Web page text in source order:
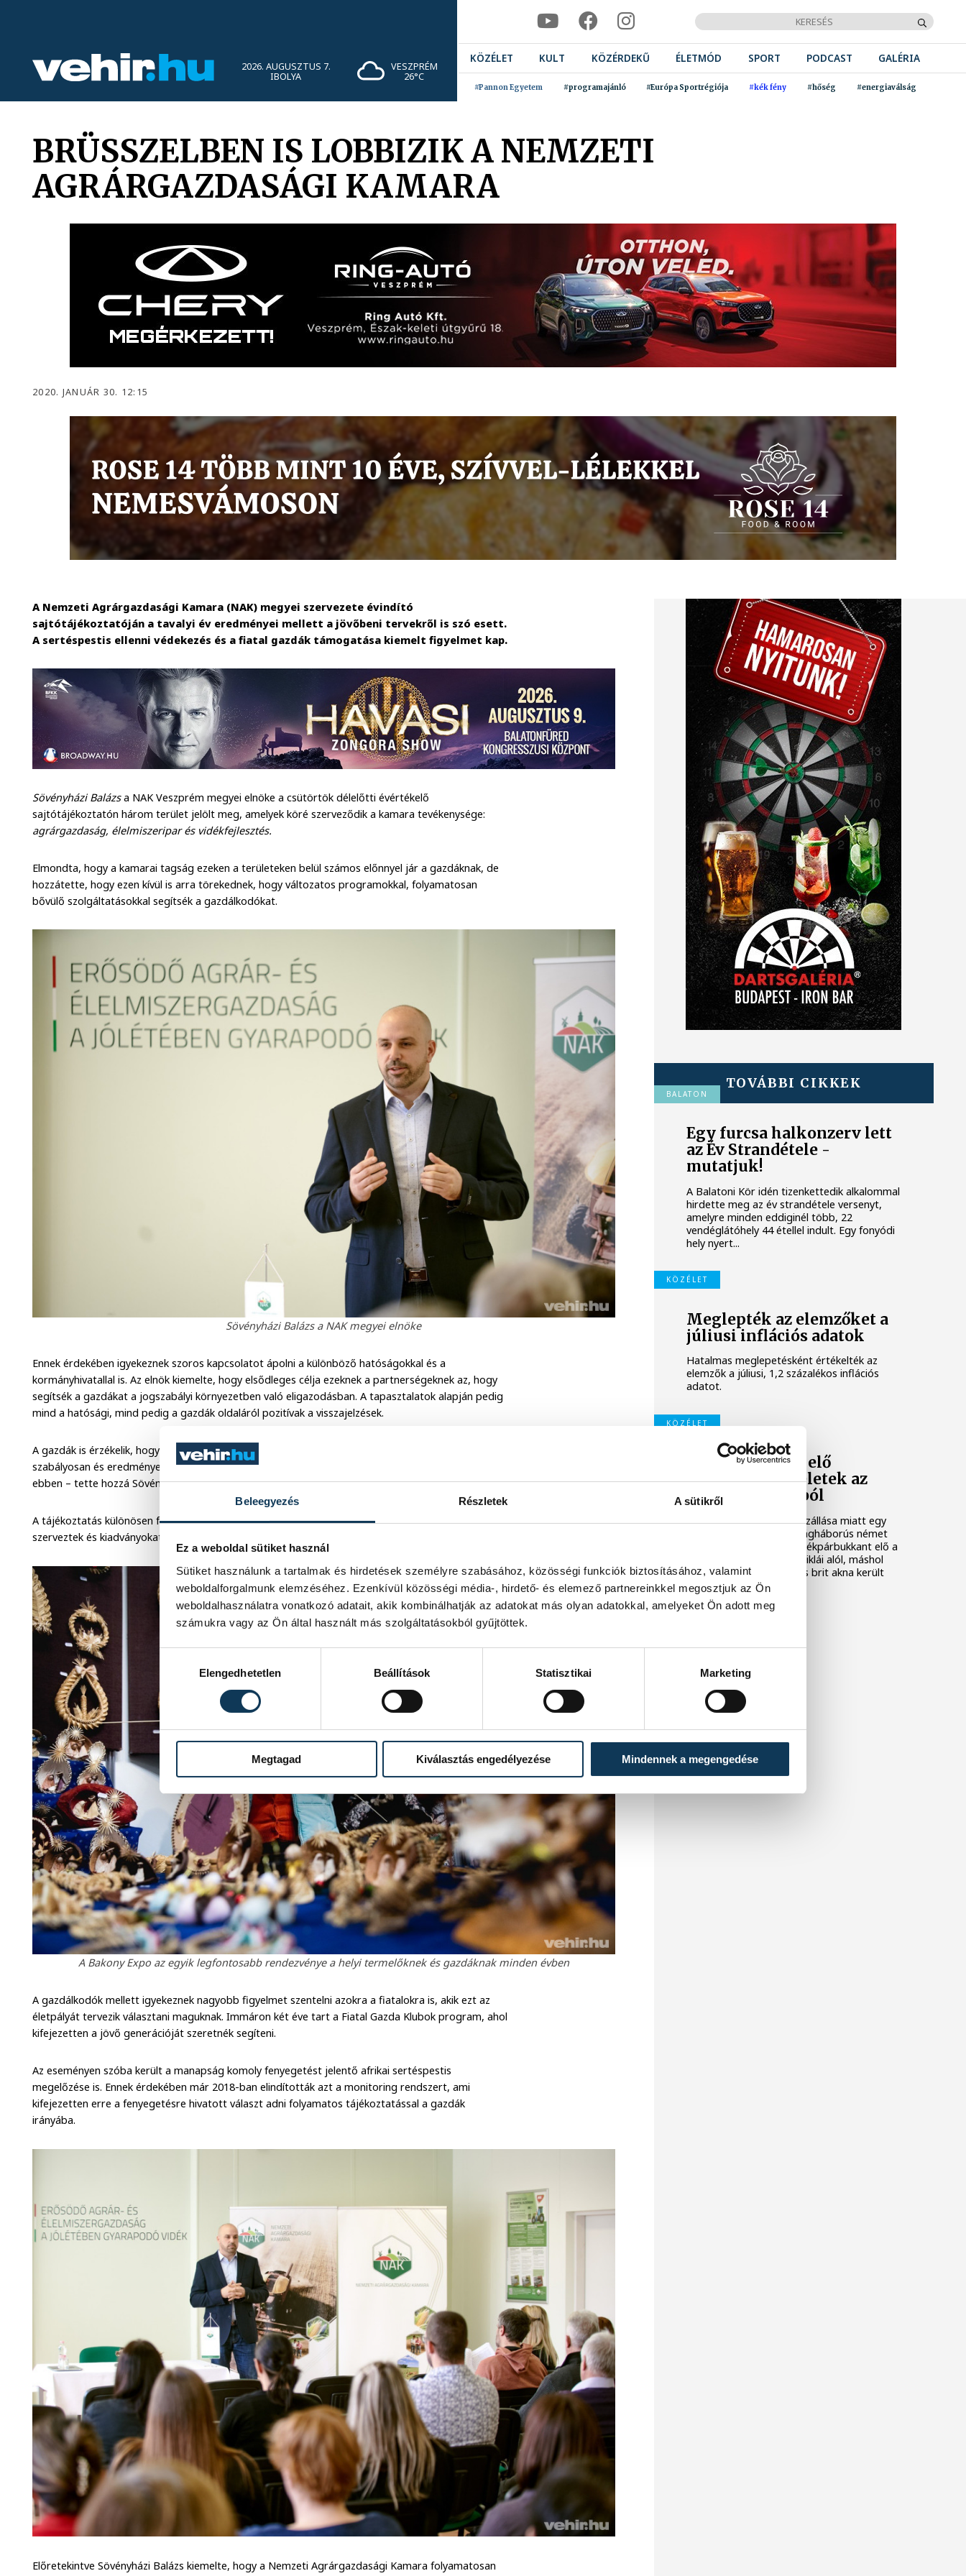
Beleegyezés Részletek A sütikről
Ez a weboldal sütiket használ
Sütiket használunk a tartalmak és hirdetések személyre szabásához, közösségi funkciók biztosításához, valamint
weboldalforgalmunk elemzéséhez. Ezenkívül közösségi média-, hirdető- és elemező partnereinkkel megosztjuk az Ön
weboldalhasználatra vonatkozó adatait, akik kombinálhatják az adatokat más olyan adatokkal, amelyeket Ön adott meg
számukra vagy az Ön által használt más szolgáltatásokból gyűjtöttek.
Elengedhetetlen
Beállítások Statisztikai Marketing
Megtagad Kiválasztás engedélyezése Mindennek a megengedése
2026. AUGUSZTUS 7.
IBOLYA
VESZPRÉM
26°C
KÖZÉLET KULT KÖZÉRDEKŰ ÉLETMÓD SPORT PODCAST GALÉRIA
#Pannon Egyetem #programajánló #Európa Sportrégiója #kék fény #hőség #energiaválság
BRÜSSZELBEN IS LOBBIZIK A NEMZETI
AGRÁRGAZDASÁGI KAMARA
2020. JANUÁR 30. 12:15
A Nemzeti Agrárgazdasági Kamara (NAK) megyei szervezete évindító
sajtótájékoztatóján a tavalyi év eredményei mellett a jövőbeni tervekről is szó esett.
A sertéspestis ellenni védekezés és a fiatal gazdák támogatása kiemelt figyelmet kap.
Sövényházi Balázsa NAK Veszprém megyei elnöke a csütörtök délelőtti évértékelő
sajtótájékoztatón három terület jelölt meg, amelyek köré szerveződik a kamara tevékenysége:
agrárgazdaság, élelmiszeripar és vidékfejlesztés.
Elmondta, hogy a kamarai tagság ezeken a területeken belül számos előnnyel jár a gazdáknak, de
hozzátette, hogy ezen kívül is arra törekednek, hogy változatos programokkal, folyamatosan
bővülő szolgáltatásokkal segítsék a gazdálkodókat.
Sövényházi Balázs a NAK megyei elnöke
Ennek érdekében igyekeznek szoros kapcsolatot ápolni a különböző hatóságokkal és a
kormányhivatallal is. Az elnök kiemelte, hogy elsődleges célja ezeknek a partnerségeknek az, hogy
segítsék a gazdákat a jogszabályi környezetben való eligazodásban. A tapasztalatok alapján pedig
mind a hatósági, mind pedig a gazdák oldaláról pozitívak a visszajelzések.
A gazdák is érzékelik, hogy nem a büntetések kiszabása a cél, hanem a tájékoztatás, hogy mindenki
szabályosan és eredményesen tudja végezni a munkáját, a NAK-nak pedig összekötő szerepe van
ebben – tette hozzá Sövényházi Balázs.
A tájékoztatás különösen fontos, ennek érdekében pedig különböző fórumokat, expókat
szerveztek és kiadványokat készítettek.
A Bakony Expo az egyik legfontosabb rendezvénye a helyi termelőknek és gazdáknak minden évben
A gazdálkodók mellett igyekeznek nagyobb figyelmet szentelni azokra a fiatalokra is, akik ezt az
életpályát tervezik választani maguknak. Immáron két éve tart a Fiatal Gazda Klubok program, ahol
kifejezetten a jövő generációját szeretnék segíteni.
Az eseményen szóba került a manapság komoly fenyegetést jelentő afrikai sertéspestis
megelőzése is. Ennek érdekében már 2018-ban elindították azt a monitoring rendszert, ami
kifejezetten erre a fenyegetésre hivatott választ adni folyamatos tájékoztatással a gazdák
irányába.
Előretekintve Sövényházi Balázs kiemelte, hogy a Nemzeti Agrárgazdasági Kamara folyamatosan
TOVÁBBI CIKKEK
BALATON
Egy furcsa halkonzerv lett
az Év Strandétele -
mutatjuk!
A Balatoni Kör idén tizenkettedik alkalommal
hirdette meg az év strandétele versenyt,
amelyre minden eddiginél több, 22
vendéglátóhely 44 étellel indult. Egy fonyódi
hely nyert...
KÖZÉLET
Meglepték az elemzőket a
júliusi inflációs adatok
Hatalmas meglepetésként értékelték az
elemzők a júliusi, 1,2 százalékos inflációs
adatot.
KÖZÉLET
Sorra kerülnek elő
világháborús leletek az
alacsony Dunából
A folyó rekordalacsony vízállása miatt egy
csaknem komplett, II. világháborús német
DKW NZ 350-1 motorkerékpárbukkant elő a
Batthyány téri rakpart sziklái alól, máshol
pedig egy közel féltonnás brit akna került
elő.